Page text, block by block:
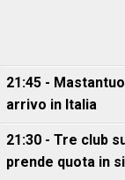
21:45 -
arrivo in Italia
21:30 - Tre club
prende quota in